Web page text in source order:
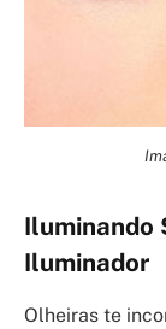
Iluminando
Iluminador
Olheiras te